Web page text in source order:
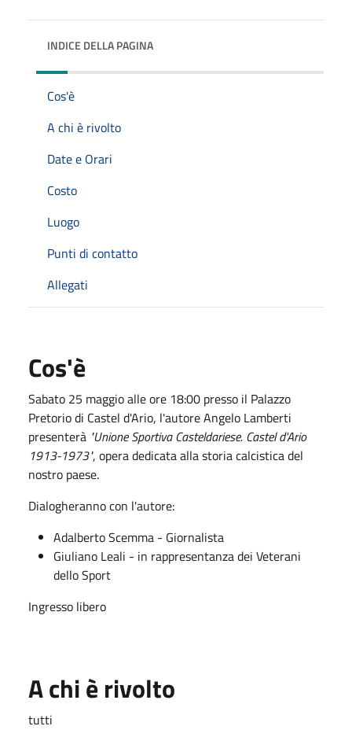
INDICE DELLA PAGINA
Cos'è
A chi è rivolto
Date e Orari
Costo
Luogo
Punti di contatto
Allegati
Cos'è
Sabato 25 maggio alle ore 18:00 presso il Palazzo
Pretorio di Castel d'Ario, l'autore Angelo Lamberti
presenterà "Unione Sportiva Casteldariese. Castel d'Ario
1913-1973", opera dedicata alla storia calcistica del
nostro paese.
Dialogheranno con l'autore:
Adalberto Scemma - Giornalista
Giuliano Leali - in rappresentanza dei Veterani
dello Sport
Ingresso libero
A chi è rivolto
tutti